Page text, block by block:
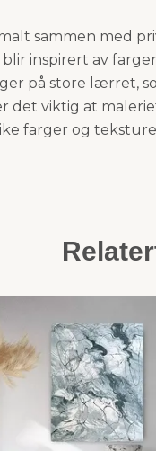
sammen med
inspirert av
på store lærret,
det viktig at
farger og